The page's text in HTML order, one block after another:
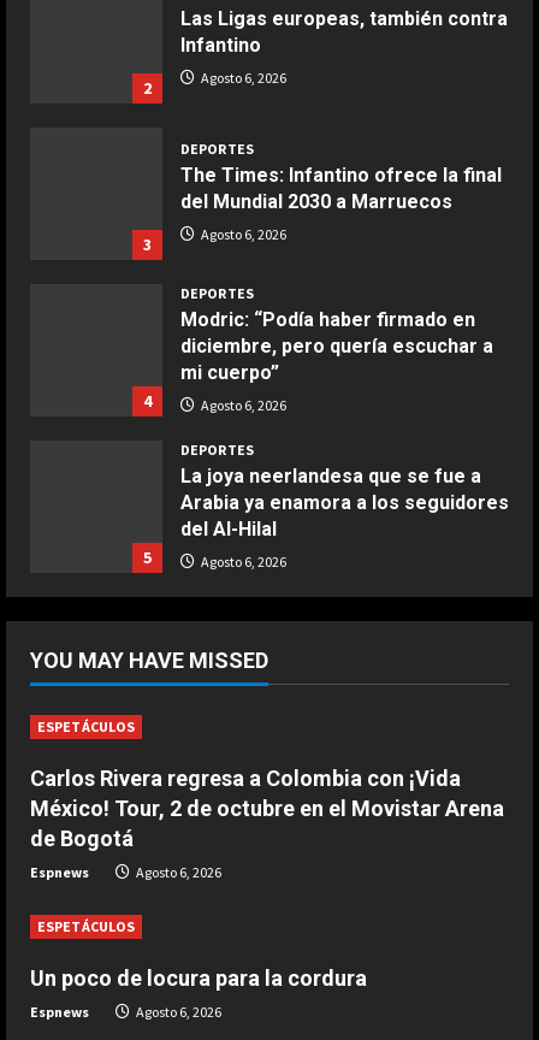
COCINA
Ensalada de espinacas deliciosa
COCINA
aire
COCINA
Buñuelos de alcachofas
5
COCINA
2
Las Ligas europeas, también contra
Infantino
Agosto 6, 2026
3
DEPORTES
The Times: Infantino ofrece la final
del Mundial 2030 a Marruecos
Agosto 6, 2026
4
DEPORTES
Modric: “Podía haber firmado en
diciembre, pero quería escuchar a
mi cuerpo”
Agosto 6, 2026
5
DEPORTES
La joya neerlandesa que se fue a
Arabia ya enamora a los seguidores
del Al-Hilal
Agosto 6, 2026
pero reconoce que “se cometieron
errores”
2
DEPORTES
Las Ligas europeas, también contra
3
del Mundial 2030 a Marruecos
Agosto 6, 2026
YOU MAY HAVE MISSED
ESPETÁCULOS
Carlos Rivera regresa a Colombia con ¡Vida
México! Tour, 2 de octubre en el Movistar Arena
de Bogotá
Espnews Agosto 6, 2026
ESPETÁCULOS
Un poco de locura para la cordura
Espnews Agosto 6, 2026